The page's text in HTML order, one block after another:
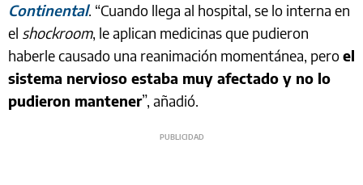
Continental. “Cuando llega al hospital, se lo interna en
el shockroom, le aplican medicinas que pudieron
haberle causado una reanimación momentánea, peroel
sistema nervioso estaba muy afectado y no lo
pudieron mantener”, añadió.